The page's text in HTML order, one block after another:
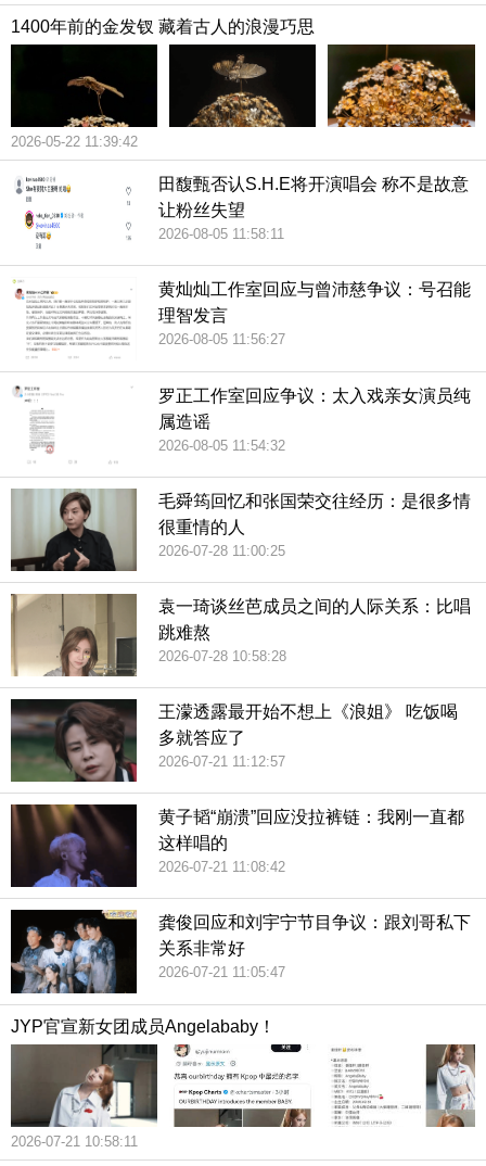
1400年前的金发钗 藏着古人的浪漫巧思
2026-05-22 11:39:42
田馥甄否认S.H.E将开演唱会 称不是故意
让粉丝失望
2026-08-05 11:58:11
黄灿灿工作室回应与曾沛慈争议：号召能
理智发言
2026-08-05 11:56:27
罗正工作室回应争议：太入戏亲女演员纯
属造谣
2026-08-05 11:54:32
毛舜筠回忆和张国荣交往经历：是很多情
很重情的人
2026-07-28 11:00:25
袁一琦谈丝芭成员之间的人际关系：比唱
跳难熬
2026-07-28 10:58:28
王濛透露最开始不想上《浪姐》 吃饭喝
多就答应了
2026-07-21 11:12:57
黄子韬“崩溃”回应没拉裤链：我刚一直都
这样唱的
2026-07-21 11:08:42
龚俊回应和刘宇宁节目争议：跟刘哥私下
关系非常好
2026-07-21 11:05:47
JYP官宣新女团成员Angelababy！
2026-07-21 10:58:11